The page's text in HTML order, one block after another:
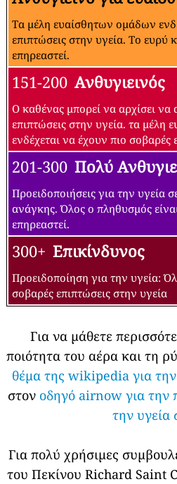
Τα μέλη ευαίσθητων ομάδων
επιπτώσεις στην υγεία. Το ευρύ
επηρεαστεί.
151-200 Ανθυγιεινός
Ο καθένας μπορεί να αρχίσει να
επιπτώσεις στην υγεία. τα μέλη
ενδέχεται να έχουν πιο σοβαρές
201-300 Πολύ
Προειδοποιήσεις για την υγεία
ανάγκης. Όλος ο πληθυσμός
επηρεαστεί.
300+ Επικίνδυνος
Προειδοποίηση για την υγεία:
σοβαρές επιπτώσεις στην υγεία
Για να μάθετε
ποιότητα του αέρα και τη
θέμα της wikipedia για
στον οδηγό airnow για την
την υγεία
Για πολύ χρήσιμες
του Πεκίνου Richard Saint